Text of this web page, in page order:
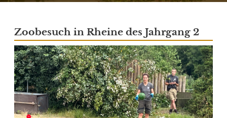
Zoobesuch in Rheine des Jahrgang 2